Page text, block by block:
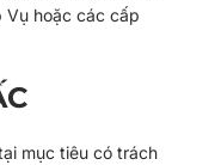
Vụ hoặc các cấp
mục tiêu có trách